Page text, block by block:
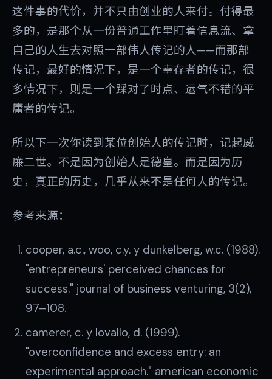
这件事的代价，并不只由创业的人来付。付得最
多的，是那个从一份普通工作里盯着信息流、拿
自己的人生去对照一部伟人传记的人——而那部
传记，最好的情况下，是一个幸存者的传记，很
多情况下，则是一个踩对了时点、运气不错的平
庸者的传记。
所以下一次你读到某位创始人的传记时，记起威
廉二世。不是因为创始人是德皇。而是因为历
史，真正的历史，几乎从来不是任何人的传记。
参考来源：
cooper, a.c., woo, c.y. y dunkelberg, w.c. (1988).
"entrepreneurs' perceived chances for
success." journal of business venturing, 3(2),
97–108.
camerer, c. y lovallo, d. (1999).
"overconfidence and excess entry: an
experimental approach." american economic